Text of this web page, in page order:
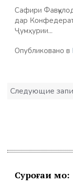
Сафири
дар
Ҷумҳурии...
Опубликовано в
Навигация
Следующие
Суроғаи мо: